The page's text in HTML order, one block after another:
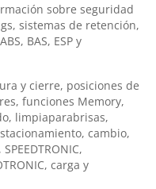
sobre seguridad
sistemas de retención,
BAS, ESP y
y cierre, posiciones de
funciones Memory,
limpiaparabrisas,
cambio,
carga y